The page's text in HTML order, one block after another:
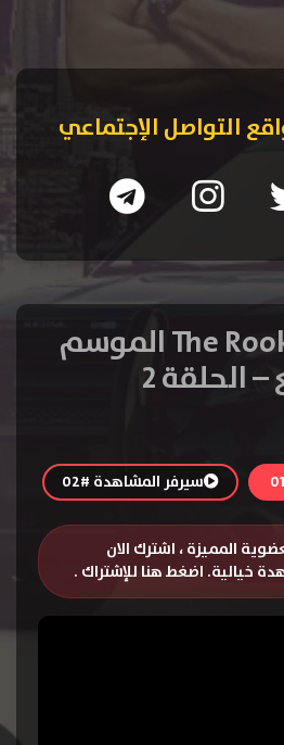
التواصل الإجتماعي
مسلسل The Rookie الموسم
– الحلقة 2
سيرفر المشاهدة #02
المميزة ، اشترك الان
خيالية. اضغط هنا للإشتراك .